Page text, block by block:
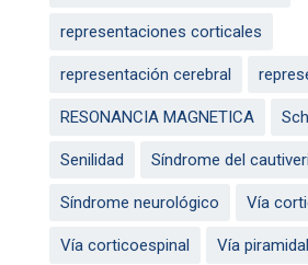
representaciones corticales
representación cerebral
RESONANCIA MAGNETICA
Senilidad Síndrome del
Síndrome neurológico Vía
Vía corticoespinal Vía piramidal